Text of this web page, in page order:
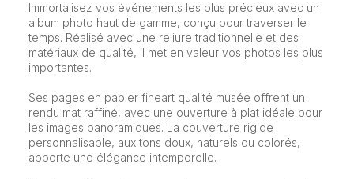
Immortalisez vos événements les plus précieux avec un
album photo haut de gamme, conçu pour traverser le
temps. Réalisé avec une reliure traditionnelle et des
matériaux de qualité, il met en valeur vos photos les plus
importantes.
Ses pages en papier fineart qualité musée offrent un
rendu mat raffiné, avec une ouverture à plat idéale pour
les images panoramiques. La couverture rigide
personnalisable, aux tons doux, naturels ou colorés,
apporte une élégance intemporelle.